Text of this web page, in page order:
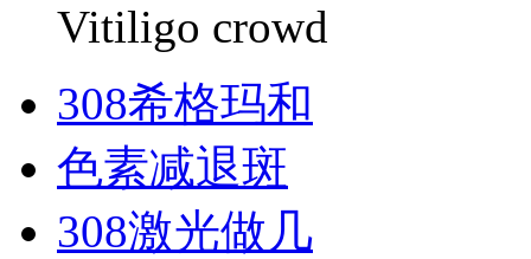
Vitiligo crowd
308希格玛和
色素减退斑
308激光做几